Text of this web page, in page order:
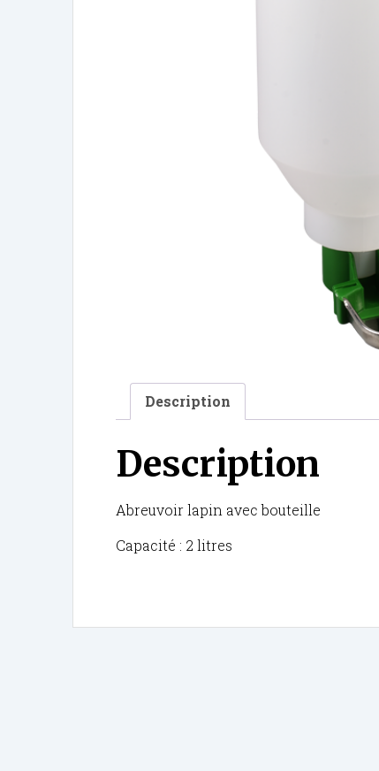
Description
Description
Abreuvoir lapin avec bouteille
Capacité : 2 litres